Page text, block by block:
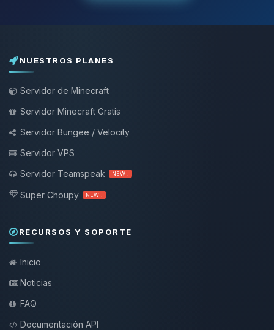
NUESTROS PLANES
Servidor de Minecraft
Servidor Minecraft Gratis
Servidor Bungee / Velocity
Servidor VPS
Servidor Teamspeak
NEW !
Super Choupy NEW !
RECURSOS Y SOPORTE
Inicio
Noticias
FAQ
Documentación API